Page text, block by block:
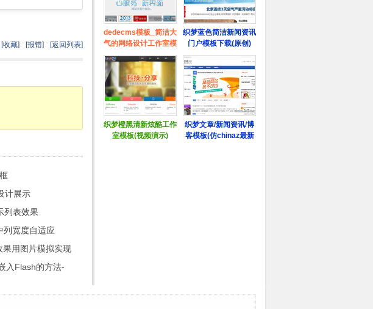
[收藏] [报错] [返回列表]
计展示
列表效果
列宽度自适应
果用图片模拟实现
入Flash的方法-